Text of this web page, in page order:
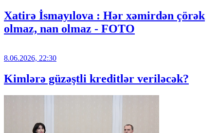
Xatirə İsmayılova : Hər xəmirdən çörək
olmaz, nan olmaz - FOTO
8.06.2026, 22:30
Kimlərə güzəştli kreditlər veriləcək?